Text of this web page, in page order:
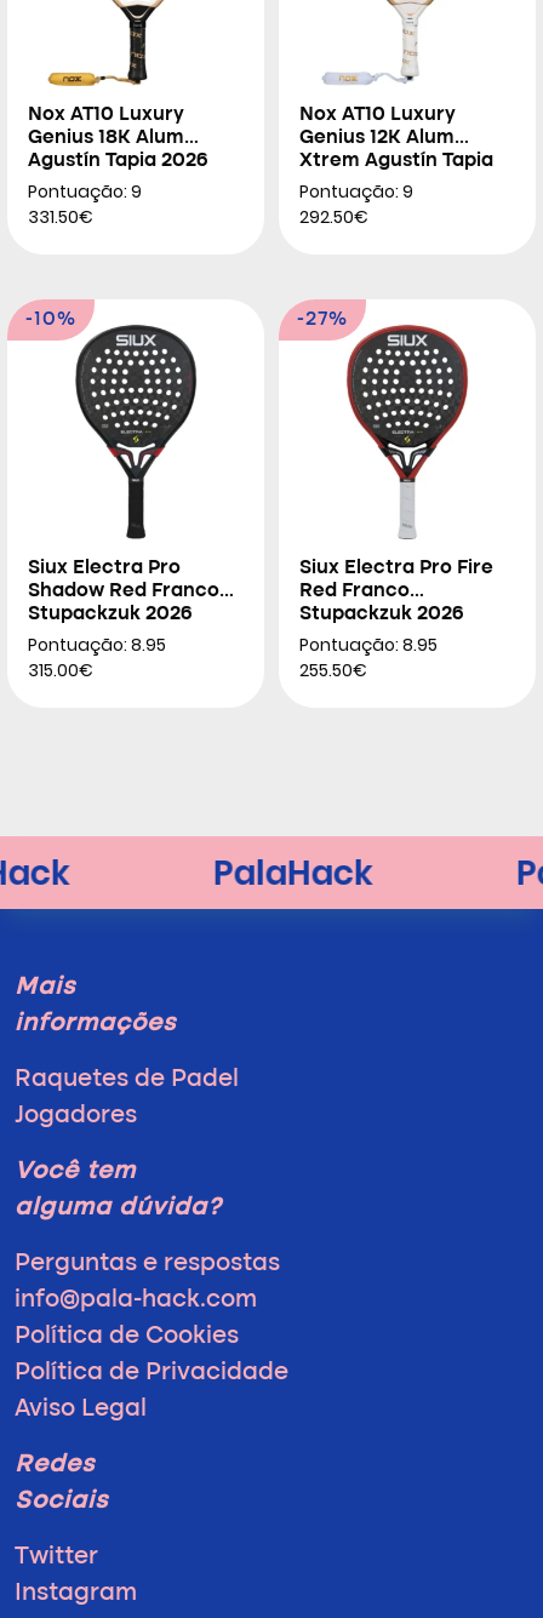
Nox AT10 Luxury
Genius 18K Alum
Agustín Tapia 2026
Pontuação: 9
331.50€
Nox AT10 Luxury
Genius 12K Alum
Xtrem Agustín Tapia
2026
Pontuação: 9
292.50€
-10%
Siux Electra Pro
Shadow Red Franco
Stupackzuk 2026
Pontuação: 8.95
315.00€
-27%
Siux Electra Pro Fire
Red Franco
Stupackzuk 2026
Pontuação: 8.95
255.50€
Mais
informações
Raquetes de Padel
Jogadores
Você tem
alguma dúvida?
Perguntas e respostas
info@pala-hack.com
Política de Cookies
Política de Privacidade
Aviso Legal
Redes
Sociais
Twitter
Instagram